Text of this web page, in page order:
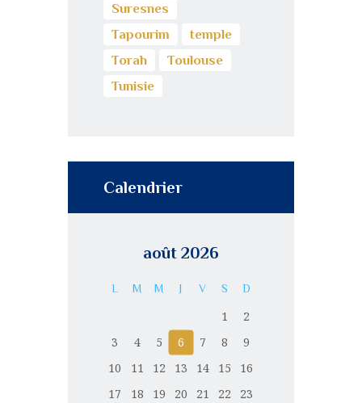
Suresnes
Tapourim
temple
Torah
Toulouse
Tunisie
Calendrier
août 2026
L M M J V S D
1
2
3
4 5 6 7 8
9
10
11 12 13 14 15
16
17
18 19 20 21 22
23